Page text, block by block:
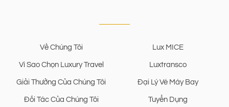
Về Chúng Tôi
Vì Sao Chọn Luxury Travel
Giải Thưởng Của Chúng Tôi
Đối Tác Của Chúng Tôi
Lux MICE
Luxtransco
Đại Lý Vé Máy Bay
Tuyển Dụng